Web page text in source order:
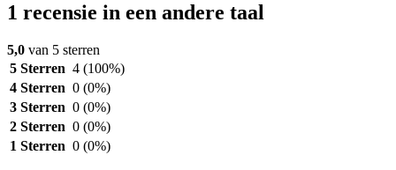
1 recensie in een andere taal
5,0 van 5 sterren
5 Sterren 4 (100%)
4 Sterren 0 (0%)
3 Sterren 0 (0%)
2 Sterren 0 (0%)
1 Sterren 0 (0%)